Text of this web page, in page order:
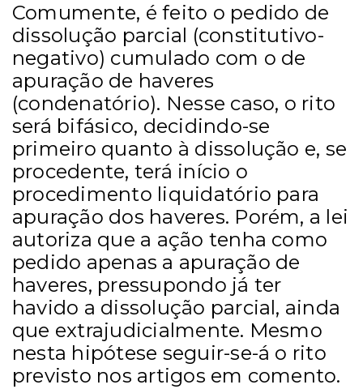
Comumente, é feito o pedido de
dissolução parcial (constitutivo-
negativo) cumulado com o de
apuração de haveres
(condenatório). Nesse caso, o rito
será bifásico, decidindo-se
primeiro quanto à dissolução e, se
procedente, terá início o
procedimento liquidatório para
apuração dos haveres. Porém, a lei
autoriza que a ação tenha como
pedido apenas a apuração de
haveres, pressupondo já ter
havido a dissolução parcial, ainda
que extrajudicialmente. Mesmo
nesta hipótese seguir-se-á o rito
previsto nos artigos em comento.